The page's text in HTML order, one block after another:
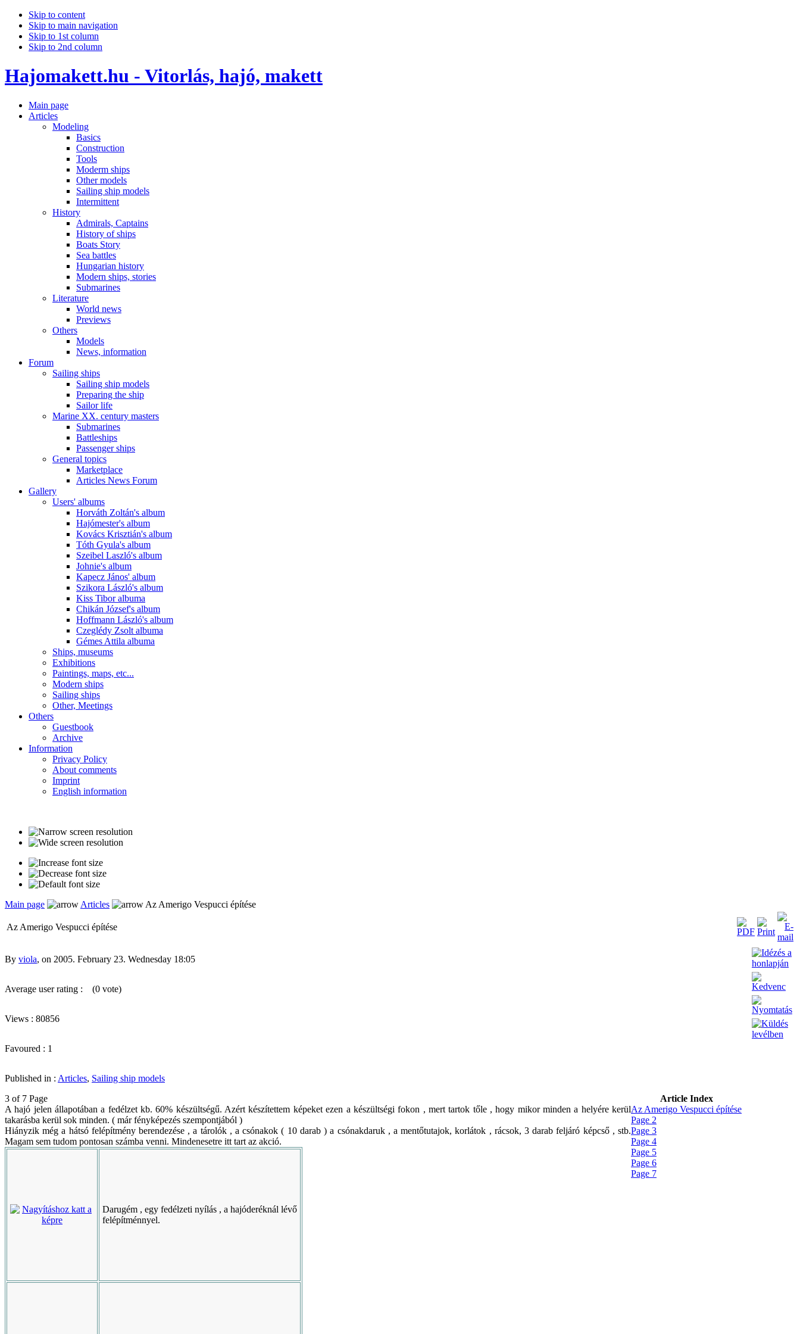
Skip to content
Skip to main navigation
Skip to 1st column
Skip to 2nd column
Hajomakett.hu - Vitorlás, hajó, makett
Main page
Articles
Modeling
Basics
Construction
Tools
Moderm ships
Other models
Sailing ship models
Intermittent
History
Admirals, Captains
History of ships
Boats Story
Sea battles
Hungarian history
Modern ships, stories
Submarines
Literature
World news
Previews
Others
Models
News, information
Forum
Sailing ships
Sailing ship models
Preparing the ship
Sailor life
Marine XX. century masters
Submarines
Battleships
Passenger ships
General topics
Marketplace
Articles News Forum
Gallery
Users' albums
Horváth Zoltán's album
Hajómester's album
Kovács Krisztián's album
Tóth Gyula's album
Szeibel Laszló's album
Johnie's album
Kapecz János' album
Szikora László's album
Kiss Tibor albuma
Chikán József's album
Hoffmann László's album
Czeglédy Zsolt albuma
Gémes Attila albuma
Ships, museums
Exhibitions
Paintings, maps, etc...
Modern ships
Sailing ships
Other, Meetings
Others
Guestbook
Archive
Information
Privacy Policy
About comments
Imprint
English information
Main page Articles Az Amerigo Vespucci építése
Az Amerigo Vespucci építése
By viola, on 2005. February 23. Wednesday 18:05
Average user rating : (0 vote)
Views : 80856
Favoured : 1
Published in : Articles, Sailing ship models
Article Index
Az Amerigo Vespucci építése
Page 2
Page 3
Page 4
Page 5
Page 6
Page 7
3 of 7 Page
A hajó jelen állapotában a fedélzet kb. 60% készültségű. Azért készítettem képeket ezen a készültségi fokon , mert tartok tőle , hogy mikor minden a helyére kerül
takarásba kerül sok minden. ( már fényképezés szempontjából )
Hiányzik még a hátsó felépítmény berendezése , a tárolók , a csónakok ( 10 darab ) a csónakdaruk , a mentőtutajok, korlátok , rácsok, 3 darab feljáró képcső , stb.
Magam sem tudom pontosan számba venni. Mindenesetre itt tart az akció.
Darugém , egy fedélzeti nyílás , a hajóderéknál lévő
felépítménnyel.